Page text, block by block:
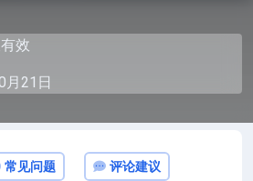
效
月21日
常见问题 评论建议